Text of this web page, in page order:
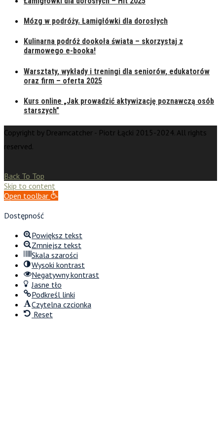
Mózg w podróży. Łamigłówki dla dorosłych
Kulinarna podróż dookoła świata – skorzystaj z
darmowego e-booka!
Warsztaty, wykłady i treningi dla seniorów, edukatorów
oraz firm – oferta 2025
Kurs online „Jak prowadzić aktywizację poznawczą osób
starszych”
Copyright by Dreamcatcher - Piotr Łącki 2015-2024. All rights
reserved.
Back To Top
Skip to content
Open toolbar
Dostępność
Powiększ tekst
Zmniejsz tekst
Skala szarości
Wysoki kontrast
Negatywny kontrast
Jasne tło
Podkreśl linki
Czytelna czcionka
Reset